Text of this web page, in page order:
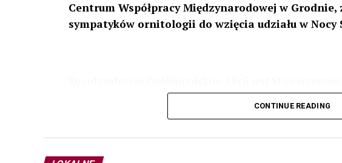
Centrum Współpracy Międzynarodowej w
sympatyków ornitologii do wzięcia udziału w Nocy
odbędzie się w dniach24 i 25 lutego 2023 r. wg
CONTINUE READING